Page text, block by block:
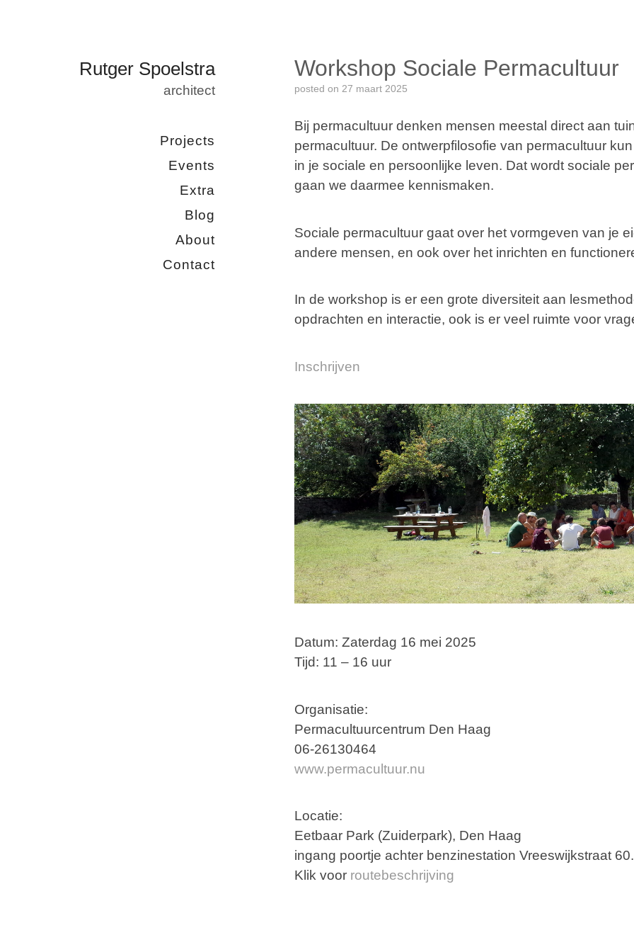
Rutger Spoelstra
architect
Projects
Events
Extra
Blog
About
Contact
Workshop Sociale Permacultuur
posted on 27 maart 2025
Bij permacultuur denken mensen meestal direct aan
permacultuur. De ontwerpfilosofie van permacultuur
in je sociale en persoonlijke leven. Dat wordt sociale
gaan we daarmee kennismaken.
Sociale permacultuur gaat over het vormgeven van je
andere mensen, en ook over het inrichten en
In de workshop is er een grote diversiteit aan
opdrachten en interactie, ook is er veel ruimte voor
Inschrijven
Datum: Zaterdag 16 mei 2025
Tijd: 11 – 16 uur
Organisatie:
Permacultuurcentrum Den Haag
06-26130464
www.permacultuur.nu
Locatie:
Eetbaar Park (Zuiderpark), Den Haag
ingang poortje achter benzinestation Vreeswijkstraat
Klik voor routebeschrijving